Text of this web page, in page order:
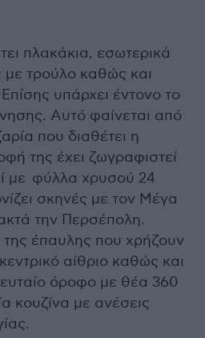
πλακάκια, εσωτερικά
με τρούλο καθώς και
υπάρχει έντονο το
Αυτό φαίνεται από
που διαθέτει η
της έχει ζωγραφιστεί
με φύλλα χρυσού 24
σκηνές με τον Μέγα
την Περσέπολη.
της έπαυλης που χρήζουν
αίθριο καθώς και
όροφο με θέα 360
κουζίνα με ανέσεις